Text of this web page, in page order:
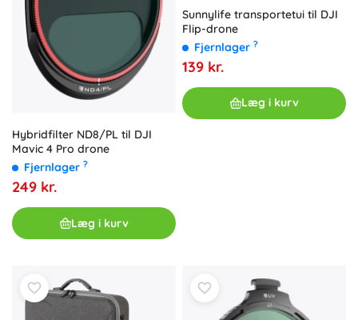
Hybridfilter ND8/PL til DJI
Mavic 4 Pro drone
Fjernlager ?
249 kr.
Læg i kurv
Sunnylife transportetui til DJI
Flip-drone
Fjernlager ?
139 kr.
Læg i kurv